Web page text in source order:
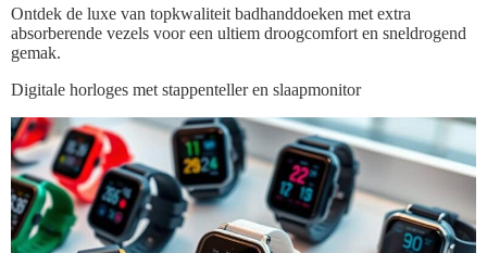
Ontdek de luxe van topkwaliteit badhanddoeken met extra
absorberende vezels voor een ultiem droogcomfort en sneldrogend
gemak.
Digitale horloges met stappenteller en slaapmonitor